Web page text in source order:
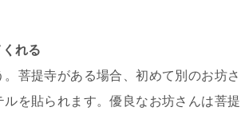
れる
菩提寺がある場合、初めて別のお坊さ
を貼られます。優良なお坊さんは菩提